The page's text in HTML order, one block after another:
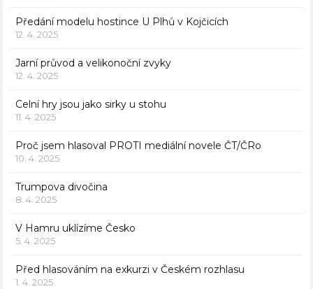
Předání modelu hostince U Plhů v Kojčicích
12. 4. 2025
Jarní průvod a velikonoční zvyky
12. 4. 2025
Celní hry jsou jako sirky u stohu
11. 4. 2025
Proč jsem hlasoval PROTI mediální novele ČT/ČRo
10. 4. 2025
Trumpova divočina
8. 4. 2025
V Hamru uklízíme Česko
5. 4. 2025
Před hlasováním na exkurzi v Českém rozhlasu
1. 4. 2025